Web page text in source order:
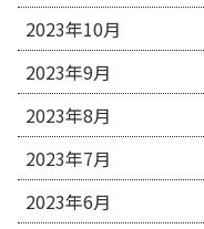
2023年10月
2023年9月
2023年8月
2023年7月
2023年6月